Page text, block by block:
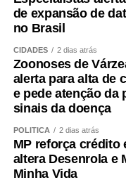
de expansão de
no Brasil
CIDADES 2 dias atrás
Zoonoses de
alerta para alta de
e pede atenção da
sinais da doença
POLÍTICA 2 dias atrás
MP reforça crédito
altera Desenrola e
Minha Vida